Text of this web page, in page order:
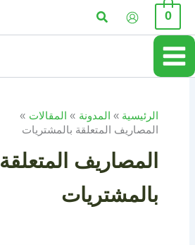
تخطي
المحتوى
0 البحث
الرئيسية المدونة
المقالات
المصاريف المتعلقة بالمشتريات
المصاريف المتعلقة
بالمشتريات